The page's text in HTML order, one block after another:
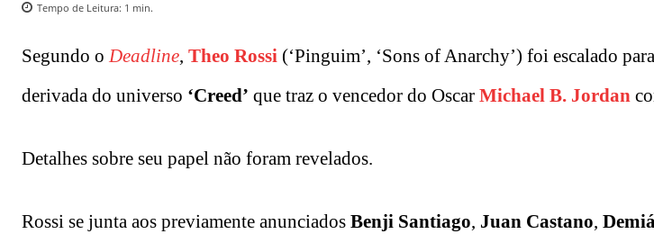
Tempo de Leitura: 1 min.
Segundo o Deadline, Theo Rossi (‘Pinguim’, ‘Sons of Anarchy’) foi escalado
derivada do universo ‘Creed’ que traz o vencedor do Oscar Michael B. Jordan
Detalhes sobre seu papel não foram revelados.
Rossi se junta aos previamente anunciados Benji Santiago, Juan Castano,